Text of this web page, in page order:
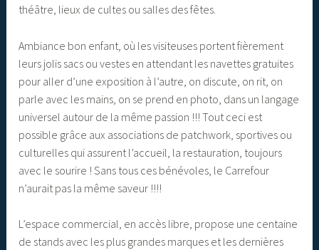
théâtre, lieux de cultes ou salles des fêtes.
Ambiance bon enfant, où les visiteuses portent fièrement
leurs jolis sacs ou vestes en attendant les navettes gratuites
pour aller d’une exposition à l’autre, on discute, on rit, on
parle avec les mains, on se prend en photo, dans un langage
universel autour de la même passion !!! Tout ceci est
possible grâce aux associations de patchwork, sportives ou
culturelles qui assurent l’accueil, la restauration, toujours
avec le sourire ! Sans tous ces bénévoles, le Carrefour
n’aurait pas la même saveur !!!!
L’espace commercial, en accès libre, propose une centaine
de stands avec les plus grandes marques et les dernières